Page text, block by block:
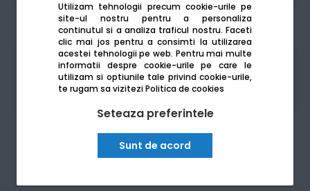
Utilizam tehnologii precum cookie-urile pe
site-ul nostru pentru a personaliza
continutul si a analiza traficul nostru. Faceti
clic mai jos pentru a consimti la utilizarea
acestei tehnologii pe web. Pentru mai multe
informatii despre cookie-urile pe care le
utilizam si optiunile tale privind cookie-urile,
te rugam sa viziteziPolitica de cookies
Seteaza preferintele
Sunt de acord
Produsele sunt disponibile pe platforma de
achizitii publiceSEAP/SICAP